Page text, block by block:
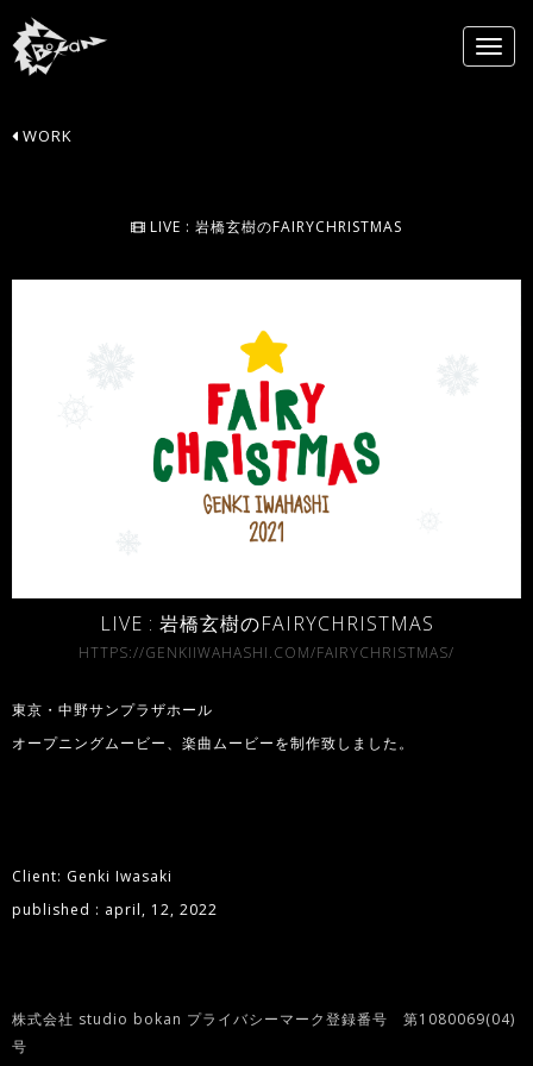
WORK
LIVE : 岩橋玄樹のFAIRYCHRISTMAS
LIVE : 岩橋玄樹のFAIRYCHRISTMAS
HTTPS://GENKIIWAHASHI.COM/FAIRYCHRISTMAS/
東京・中野サンプラザホール
オープニングムービー、楽曲ムービーを制作致しました。
Client: Genki Iwasaki
published : april, 12, 2022
株式会社 studio bokan プライバシーマーク登録番号 第1080069(04)
号